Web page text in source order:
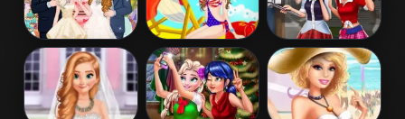
Up
Elsa And Anna
Wedding Party
Barbie Colorful
Swimsuits
Dress Up
Ladybug Elsa
College Fashion